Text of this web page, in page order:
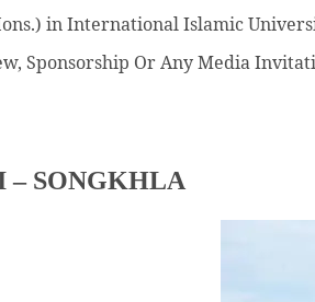
in International Islamic
Sponsorship Or Any Media
– SONGKHLA